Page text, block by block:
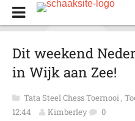
Dit weekend
in Wijk aan Zee!
Tata Steel Chess Toernooi,
12:44
Kimberley 0